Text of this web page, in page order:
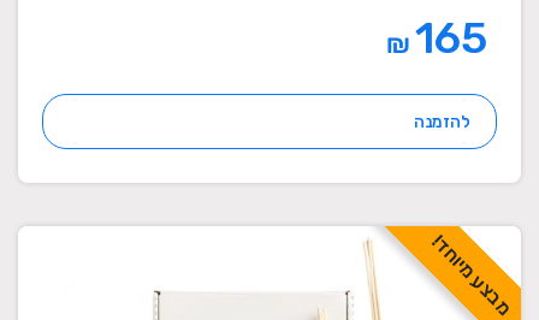
₪
להזמנה
מבצע מיוחד!